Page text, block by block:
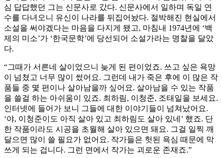
심 답답했던 그는 신문사로 갔다. 신문사에서 일하며 독일 연
수를 다녀오니 유신이 나라를 뒤집어놨다. 절박해진 현실에서
소설을 써야겠다는 마음을 다지게 됐고, 마침내 1974년에 ‘백
제의 미소’가 ‘한국문학’에 당선되어 소설가라는 명찰을 달았
다.
“그때가 서른네 살이었으니 늦게 된 편이었죠. 쓰고 싶은 욕망
이 넘쳤고 너무 많이 썼어요. 그런데 내가 죽은 후에 이 많은 작
품들 중 몇 편이나 살아남을까 싶어요. 살아남을 수 있는 작품
을 쓸걸 하는 아쉬움이 있죠. 최하림, 이청준, 조태일을 보세요.
인터넷에 들어가 보니 그들에 대한 이야기들이 넘쳐났어요.
‘야, 이청준이도 아직 살아 있고 최하림도 살아 있네’ 했죠. 단
한 작품이라도 시공을 초월해 살아 있으면 돼요. 그걸 일찍 깨
달으면 많이 쓸 필요가 없어요. 작가들은 헛된 욕심 때문에 막
쓰게 되는 겁니다. 그런 면에서 작가는 괴로운 존재죠.”